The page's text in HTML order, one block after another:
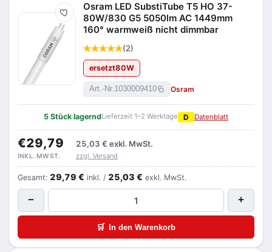
Merken
Osram LED SubstiTube T5 HO 37-
80W/830 G5 5050lm AC 1449mm
160° warmweiß nicht dimmbar
(2)
ersetzt80W
Art.-Nr.1030009410 Osram
5 Stück lagerndLieferzeit 1–2 Werktage D Datenblatt
€29,79 25,03 € exkl. MwSt.
INKL. MWST. zzgl. Versand
Gesamt: 29,79 € inkl. / 25,03 € exkl. MwSt.
− +
🛒 In den Warenkorb